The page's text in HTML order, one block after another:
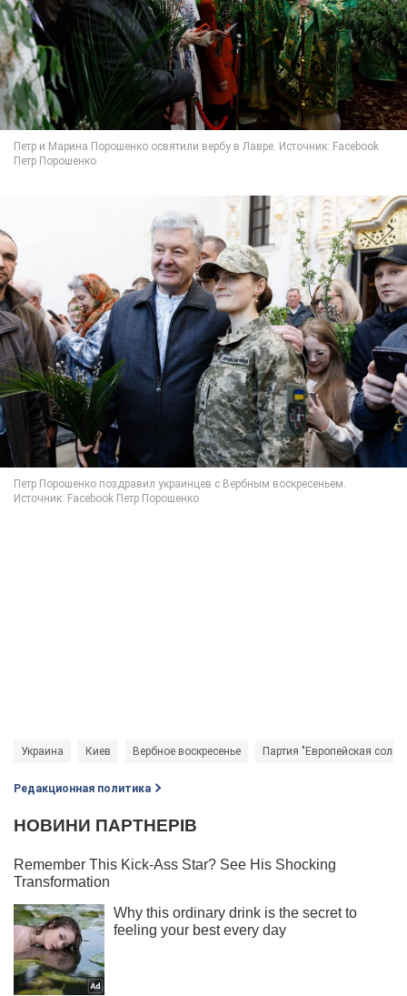
Украина Киев Вербное воскресенье Партия "Европейская
Редакционная политика